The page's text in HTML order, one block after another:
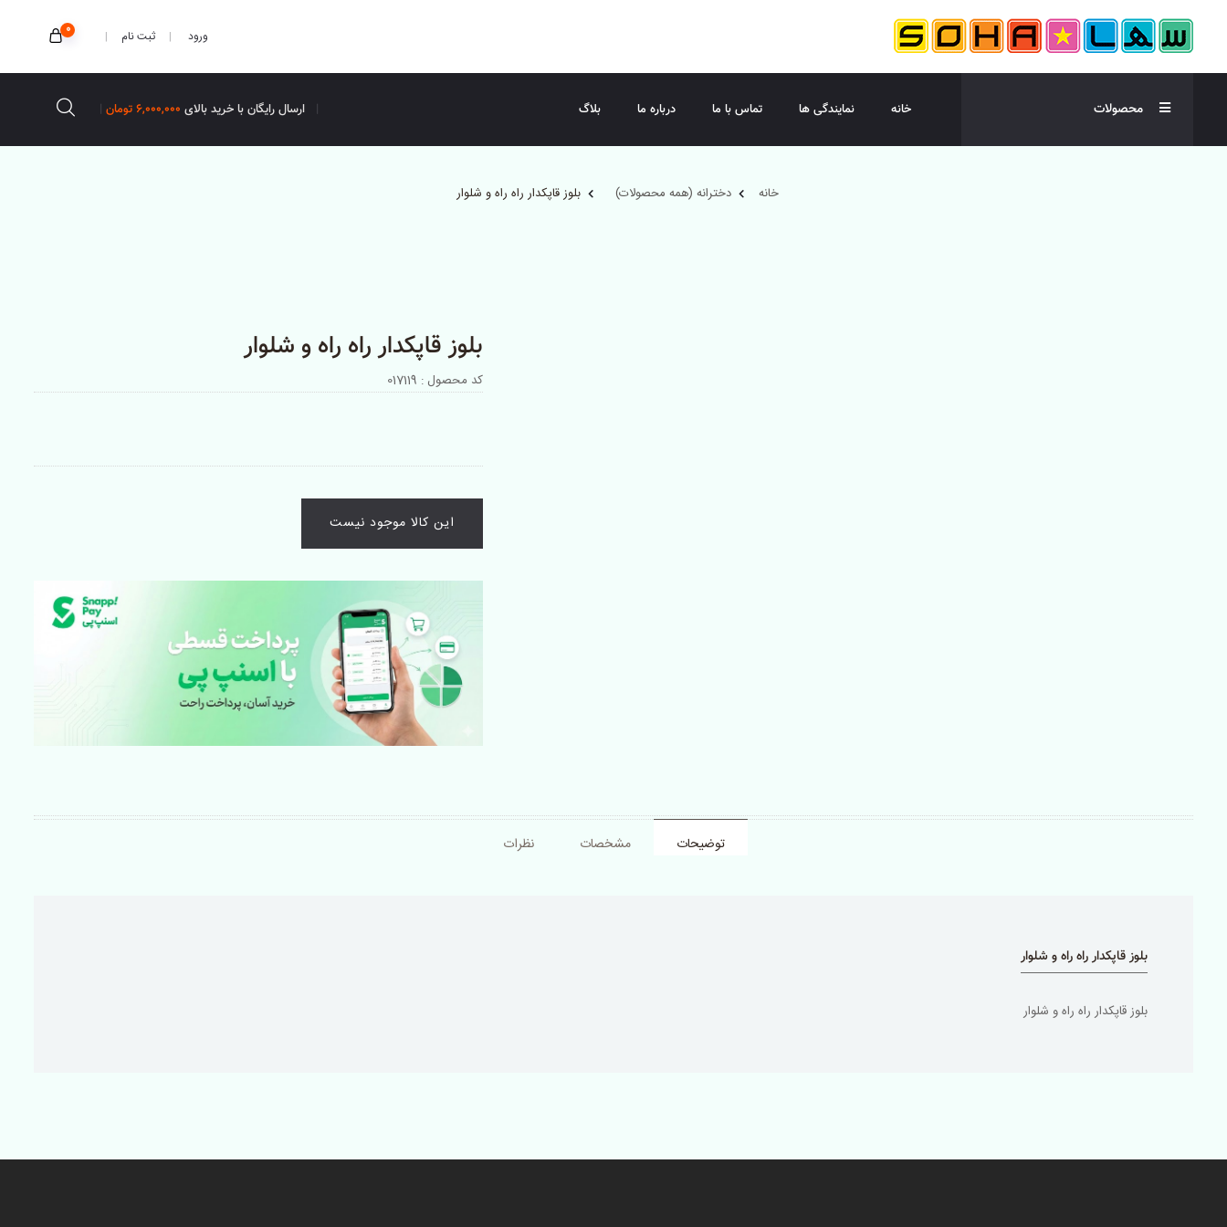
ورود ثبت نام 0
محصولات خانه نمایندگی ها تماس با ما درباره ما بلاگ ارسال رایگان با خرید بالای 6,000,000 تومان
خانه دخترانه (همه محصولات) بلوز قاپکدار راه راه و شلوار
بلوز قاپکدار راه راه و شلوار
کد محصول : 017119
این کالا موجود نیست
توضیحات مشخصات نظرات
بلوز قاپکدار راه راه و شلوار
بلوز قاپکدار راه راه و شلوار